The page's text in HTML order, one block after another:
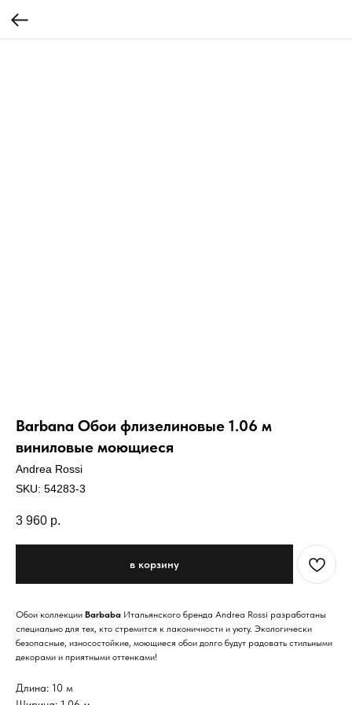
Barbana Обои флизелиновые 1.06 м
виниловые моющиеся
Andrea Rossi
SKU: 54283-3
3 960 р.
в корзину
Обои коллекции Barbaba Итальянского бренда Andrea Rossi разработаны
специально для тех, кто стремится к лаконичности и уюту. Экологически
безопасные, износостойкие, моющиеся обои долго будут радовать стильными
декорами и приятными оттенками!
Длина: 10 м